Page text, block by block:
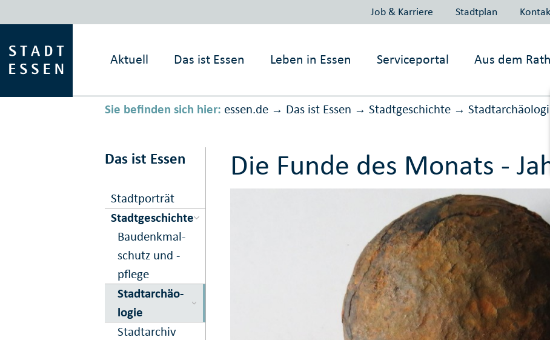
Job & Karriere Stadtplan
Aktuell Das ist Essen Leben in Essen Serviceportal Aus dem
Sie befinden sich hier: essen.de → Das ist Essen → Stadtgeschichte →
Das ist Essen
Stadtporträt
Stadtgeschichte
Bau­denk­mal­
schutz und -
pflege
Stadt­ar­chä­o­
logie
Stadtarchiv
Die Funde des Monats -